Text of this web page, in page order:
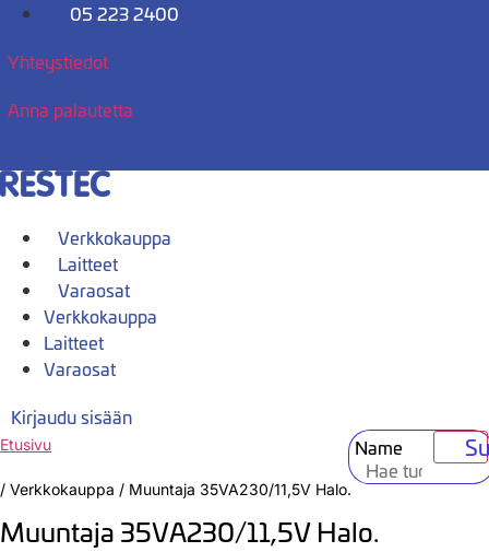
Mene
05 223 2400
Yhteystiedot
Anna palautetta
Verkkokauppa
Laitteet
Varaosat
Verkkokauppa
Laitteet
Varaosat
Kirjaudu sisään
Name
Etusivu
/ Verkkokauppa / Muuntaja 35VA230/11,5V Halo.
Muuntaja 35VA230/11,5V Halo.